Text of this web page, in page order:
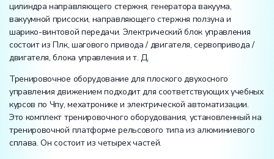
цилиндра направляющего стержня, генератора вакуума,
вакуумной присоски, направляющего стержня ползуна и
шарико-винтовой передачи. Электрический блок управления
состоит из Плк, шагового привода / двигателя, сервопривода /
двигателя, блока управления и т. Д.
Тренировочное оборудование для плоского двухосного
управления движением подходит для соответствующих учебных
курсов по Чпу, мехатронике и электрической автоматизации.
Это комплект тренировочного оборудования, установленный на
тренировочной платформе рельсового типа из алюминиевого
сплава. Он состоит из четырех частей.